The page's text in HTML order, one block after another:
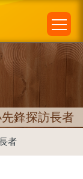
鋒探訪長者
者